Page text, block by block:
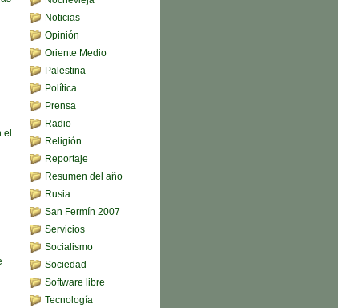
el
Noticias
Opinión
Oriente Medio
Palestina
Política
Prensa
Radio
Religión
Reportaje
Resumen del año
Rusia
San Fermín 2007
Servicios
Socialismo
Sociedad
Software libre
Tecnología